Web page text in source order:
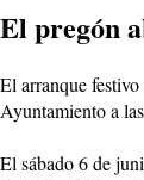
El pregón
El arranque
Ayuntamiento a
El sábado 6 de